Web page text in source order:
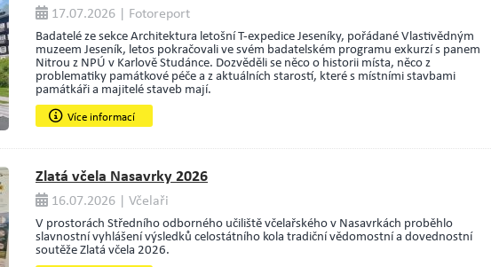
17.07.2026 | Fotoreport
Badatelé ze sekce Architektura letošní T-expedice Jeseníky, pořádané Vlastivědným
muzeem Jeseník, letos pokračovali ve svém badatelském programu exkurzí s panem
Nitrou z NPÚ v Karlově Studánce. Dozvěděli se něco o historii místa, něco z
problematiky památkové péče a z aktuálních starostí, které s místními stavbami
památkáři a majitelé staveb mají.
Více informací
Zlatá včela Nasavrky 2026
16.07.2026 | Včelaři
V prostorách Středního odborného učiliště včelařského v Nasavrkách proběhlo
slavnostní vyhlášení výsledků celostátního kola tradiční vědomostní a dovednostní
soutěže Zlatá včela 2026.